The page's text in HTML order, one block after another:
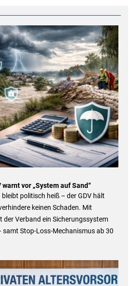
vor „System auf Sand“
politisch heiß – der GDV hält
keinen Schaden. Mit
der Verband ein Sicherungssystem
Stop-Loss-Mechanismus ab 30